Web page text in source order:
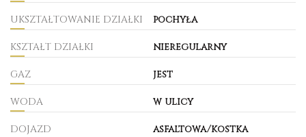
UKSZTAŁTOWANIE DZIAŁKI pochyła
KSZTAŁT DZIAŁKI nieregularny
GAZ jest
WODA w ulicy
DOJAZD asfaltowa/kostka